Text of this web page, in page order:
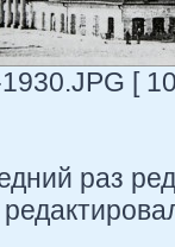
[
раз